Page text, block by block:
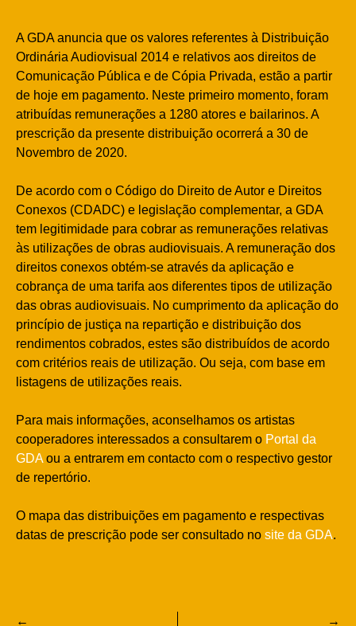
A GDA anuncia que os valores referentes à Distribuição
Ordinária Audiovisual 2014 e relativos aos direitos de
Comunicação Pública e de Cópia Privada, estão a partir
de hoje em pagamento. Neste primeiro momento, foram
atribuídas remunerações a 1280 atores e bailarinos. A
prescrição da presente distribuição ocorrerá a 30 de
Novembro de 2020.
De acordo com o Código do Direito de Autor e Direitos
Conexos (CDADC) e legislação complementar, a GDA
tem legitimidade para cobrar as remunerações relativas
às utilizações de obras audiovisuais. A remuneração dos
direitos conexos obtém-se através da aplicação e
cobrança de uma tarifa aos diferentes tipos de utilização
das obras audiovisuais. No cumprimento da aplicação do
princípio de justiça na repartição e distribuição dos
rendimentos cobrados, estes são distribuídos de acordo
com critérios reais de utilização. Ou seja, com base em
listagens de utilizações reais.
Para mais informações, aconselhamos os artistas
cooperadores interessados a consultarem o Portal da
GDAou a entrarem em contacto com o respectivo gestor
de repertório.
O mapa das distribuições em pagamento e respectivas
datas de prescrição pode ser consultado no site da GDA.